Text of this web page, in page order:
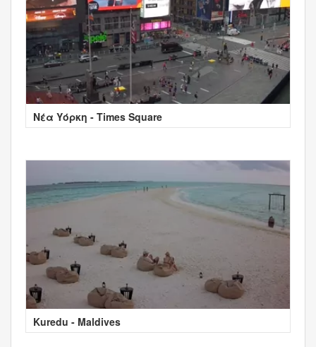
Νέα Υόρκη - Times Square
Kuredu - Maldives